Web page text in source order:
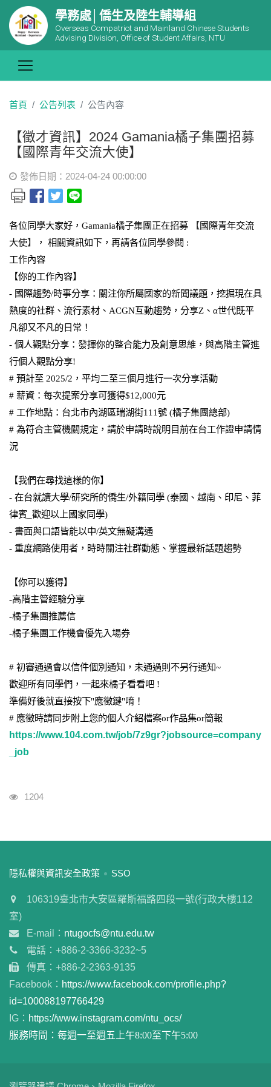
學務處│僑生及陸生輔導組
Overseas Compatriot and Mainland Chinese Students
Advising Division, Office of Student Affairs, NTU
首頁 公告列表 公告內容
【徵才資訊】2024 Gamania橘子集團招募
【國際青年交流大使】
發佈日期：2024-04-24 00:00:00
各位同學大家好，Gamania橘子集團正在招募 【國際青年交流
大使】 ， 相關資訊如下，再請各位同學參閱 :
工作內容
【你的工作內容】
- 國際趨勢/時事分享：關注你所屬國家的新聞議題，挖掘現在具
熱度的社群、流行素材、ACGN互動趨勢，分享Z、α世代既平
凡卻又不凡的日常！
- 個人觀點分享：發揮你的整合能力及創意思維，與高階主管進
行個人觀點分享!
# 預計至 2025/2，平均二至三個月進行一次分享活動
# 薪資：每次提案分享可獲得$12,000元
# 工作地點：台北市內湖區瑞湖街111號 (橘子集團總部)
# 為符合主管機關規定，請於申請時說明目前在台工作證申請情
況
【我們在尋找這樣的你】
- 在台就讀大學/研究所的僑生/外籍同學 (泰國、越南、印尼、菲
律賓_歡迎以上國家同學)
- 書面與口語皆能以中/英文無礙溝通
- 重度網路使用者，時時關注社群動態、掌握最新話題趨勢
【你可以獲得】
-高階主管經驗分享
-橘子集團推薦信
-橘子集團工作機會優先入場券
# 初審通過會以信件個別通知，未通過則不另行通知~
歡迎所有同學們，一起來橘子看看吧 !
準備好後就直接按下"應徵鍵"唷！
# 應徵時請同步附上您的個人介紹檔案or作品集or簡報
https://www.104.com.tw/job/7z9gr?jobsource=company
_job
瀏覽人次
1204
:::
隱私權與資訊安全政策 SSO
106319臺北市大安區羅斯福路四段一號(行政大樓112
室)
E-mail： ntugocfs@ntu.edu.tw
電話：+886-2-3366-3232~5
傳真：+886-2-2363-9135
Facebook： https://www.facebook.com/profile.php?
id=100088197766429
IG： https://www.instagram.com/ntu_ocs/
服務時間：每週一至週五上午8:00至下午5:00